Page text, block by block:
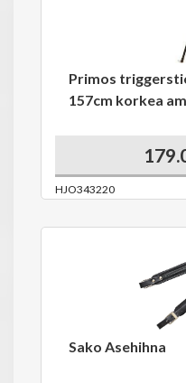
Primos
157cm korkea
HJO343220
Sako Asehihna